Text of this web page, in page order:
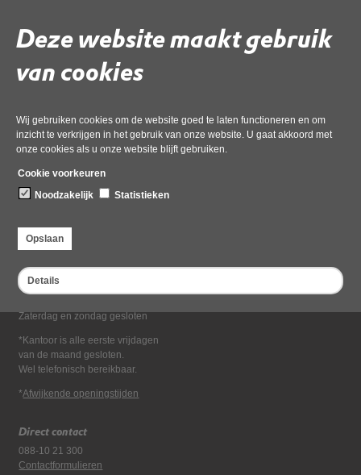
Deze website maakt gebruik
van cookies
Wij gebruiken cookies om de website goed te laten functioneren en om
inzicht te verkrijgen in het gebruik van onze website. U gaat akkoord met
onze cookies als u onze website blijft gebruiken.
Cookie voorkeuren
Noodzakelijk
Statistieken
Opslaan
Details
Bezoekadres
Dampten 2, 1624 NR Hoorn
Postbus 2095, 1620 EB Hoorn
Openingstijden kantoor
Maandag tot en met vrijdag*
van 08:00 tot 16:30
Zaterdag en zondag gesloten
*Kantoor is alle eerste vrijdagen
van de maand gesloten.
Wel telefonisch bereikbaar.
*Afwijkende openingstijden
Direct contact
088-10 21 300
Contactformulieren